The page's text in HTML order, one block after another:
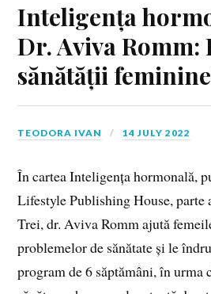
Inteligența
Dr. Aviva Romm:
sănătății
TEODORA IVAN 14 JULY 2022
În cartea Inteligența hormonală,
Lifestyle Publishing House,
Trei, dr. Aviva Romm ajută
problemelor de sănătate și le
program de 6 săptămâni, în urma